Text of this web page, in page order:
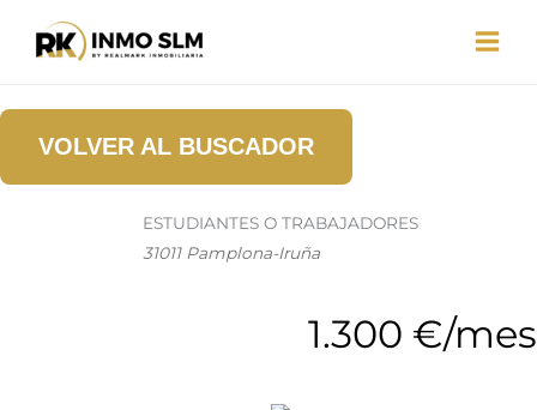
VOLVER AL BUSCADOR
ESTUDIANTES O TRABAJADORES
31011 Pamplona-Iruña
1.300 €/mes